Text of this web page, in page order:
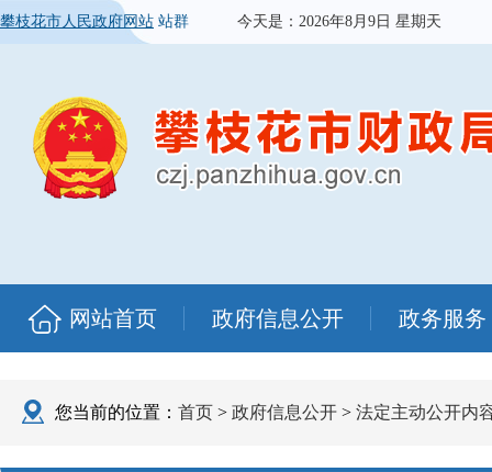
攀枝花市人民政府网站 站群 今天是： 2026年8月9日 星期天
网站首页 政府信息公开 政务服务
您当前的位置： 首页 > 政府信息公开 > 法定主动公开内